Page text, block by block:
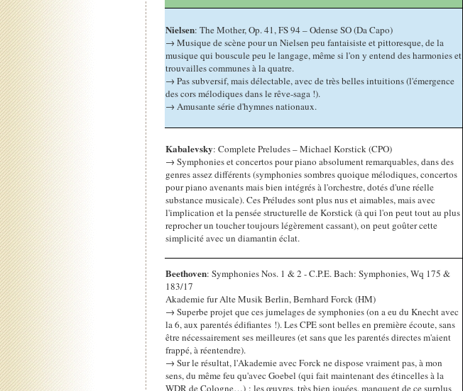
Nielsen: The Mother, Op. 41, FS 94 – Odense SO (Da Capo)
→ Musique de scène pour un Nielsen peu fantaisiste et pittoresque, de la
musique qui bouscule peu le langage, même si l'on y entend des harmonies et
trouvailles communes à la quatre.
→ Pas subversif, mais délectable, avec de très belles intuitions (l'émergence
des cors mélodiques dans le rêve-saga !).
→ Amusante série d'hymnes nationaux.
Kabalevsky: Complete Preludes – Michael Korstick (CPO)
→ Symphonies et concertos pour piano absolument remarquables, dans des
genres assez différents (symphonies sombres quoique mélodiques, concertos
pour piano avenants mais bien intégrés à l'orchestre, dotés d'une réelle
substance musicale). Ces Préludes sont plus nus et aimables, mais avec
l'implication et la pensée structurelle de Korstick (à qui l'on peut tout au plus
reprocher un toucher toujours légèrement cassant), on peut goûter cette
simplicité avec un diamantin éclat.
Beethoven: Symphonies Nos. 1 & 2 - C.P.E. Bach: Symphonies, Wq 175 &
183/17
Akademie fur Alte Musik Berlin, Bernhard Forck (HM)
→ Superbe projet que ces jumelages de symphonies (on a eu du Knecht avec
la 6, aux parentés édifiantes !). Les CPE sont belles en première écoute, sans
être nécessairement ses meilleures (et sans que les parentés directes m'aient
frappé, à réentendre).
→ Sur le résultat, l'Akademie avec Forck ne dispose vraiment pas, à mon
sens, du même feu qu'avec Goebel (qui fait maintenant des étincelles à la
WDR de Cologne…) : les œuvres, très bien jouées, manquent de ce surplus